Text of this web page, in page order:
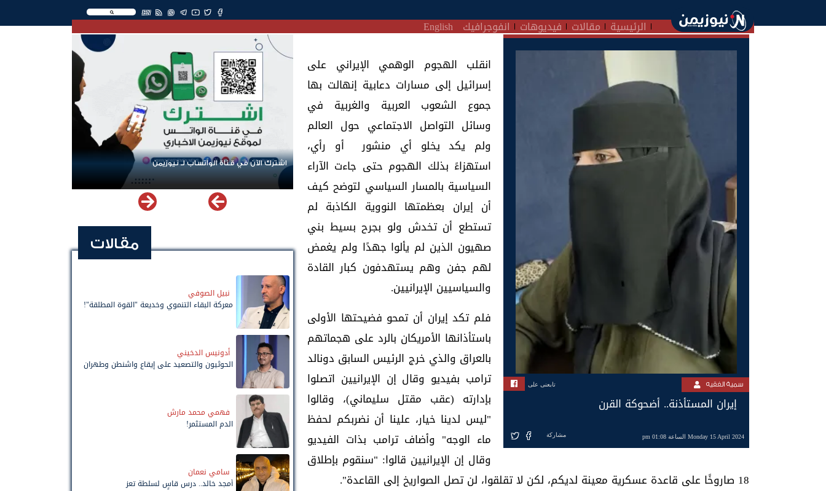
EN
الرئيسية مقالات فيديوهات انفوجرافيك English
سمية الفقيه تابعنى على
إيران المستأذنة.. أضحوكة القرن
Monday 15 April 2024 الساعة 01:08 pm مشاركة
انقلب الهجوم الوهمي الإيراني على
إسرائيل إلى مسارات دعابية إنهالت بها
جموع الشعوب العربية والغربية في
وسائل التواصل الاجتماعي حول العالم
ولم يكد يخلو أي منشور أو رأي،
استهزاءً بذلك الهجوم حتى جاءت الآراء
السياسية بالمسار السياسي لتوضح كيف
أن إيران بعظمتها النووية الكاذبة لم
تستطع أن تخدش ولو بجرح بسيط بني
صهيون الذين لم يألوا جهدًا ولم يغمض
لهم جفن وهم يستهدفون كبار القادة
والسياسيين الإيرانيين.
فلم تكد إيران أن تمحو فضيحتها الأولى
باستأذانها الأمريكان بالرد على هجماتهم
بالعراق والذي خرج الرئيس السابق دونالد
ترامب بفيديو وقال إن الإيرانيين اتصلوا
بإدارته (عقب مقتل سليماني)، وقالوا
"ليس لدينا خيار، علينا أن نضربكم لحفظ
ماء الوجه" وأضاف ترامب بذات الفيديو
وقال إن الإيرانيين قالوا: "سنقوم بإطلاق
18 صاروخًا على قاعدة عسكرية معينة لديكم، لكن لا تقلقوا، لن تصل الصواريخ إلى القاعدة".
اشترك الآن في قناة الواتساب لـ نيوزيمن
مقالات
نبيل الصوفي
معركة البقاء التنموي وخديعة "القوة المطلقة"!
أدونيس الدخيني
الحوثيون والتصعيد على إيقاع واشنطن وطهران
فهمي محمد مارش
الدم المستثمر!
سامي نعمان
أمجد خالد.. درس قاسٍ لسلطة تعز